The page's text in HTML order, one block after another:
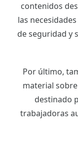
contenidos
las
de seguridad y
Por último,
material
destinado
trabajadoras